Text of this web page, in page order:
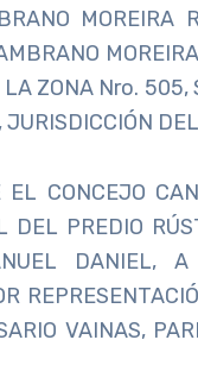
MOREIRA
LA ZONA Nro. 505,
JURISDICCIÓN
EL CONCEJO
DEL PREDIO
DANIEL,
VAINAS,